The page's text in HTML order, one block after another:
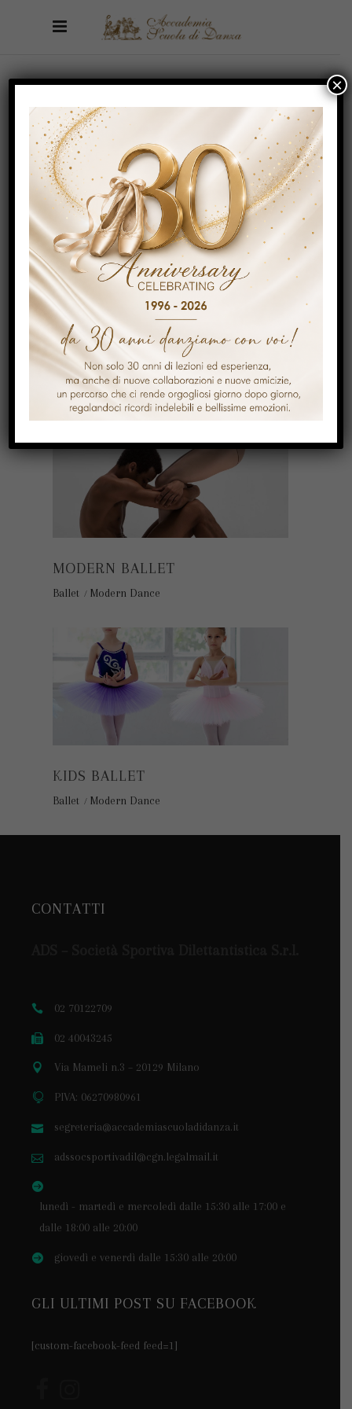
ARCHIVE
URBAN DANCE
Ballet Modern Dance
MODERN BALLET
Ballet Modern Dance
KIDS BALLET
Ballet Modern Dance
CONTATTI
02 70122709
02 40043245
Via Mameli n.3 – 20129 Milano
PIVA: 06270980961
segreteria@accademiascuoladidanza.it
adssocsportivadil@cgn.legalmail.it
lunedì - martedì e mercoledì dalle 15:30 alle 17:00 e
dalle 18:00 alle 20:00
giovedì e venerdì dalle 15:30 alle 20:00
GLI ULTIMI POST SU FACEBOOK
[custom-facebook-feed feed=1]
×